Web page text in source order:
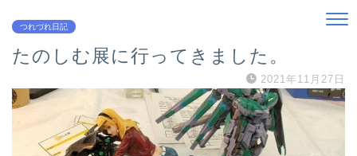
つれづれ日記
たのしむ展に行ってきました。
2021年11月27日